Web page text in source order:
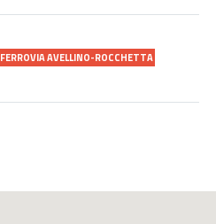
FERROVIA AVELLINO-ROCCHETTA